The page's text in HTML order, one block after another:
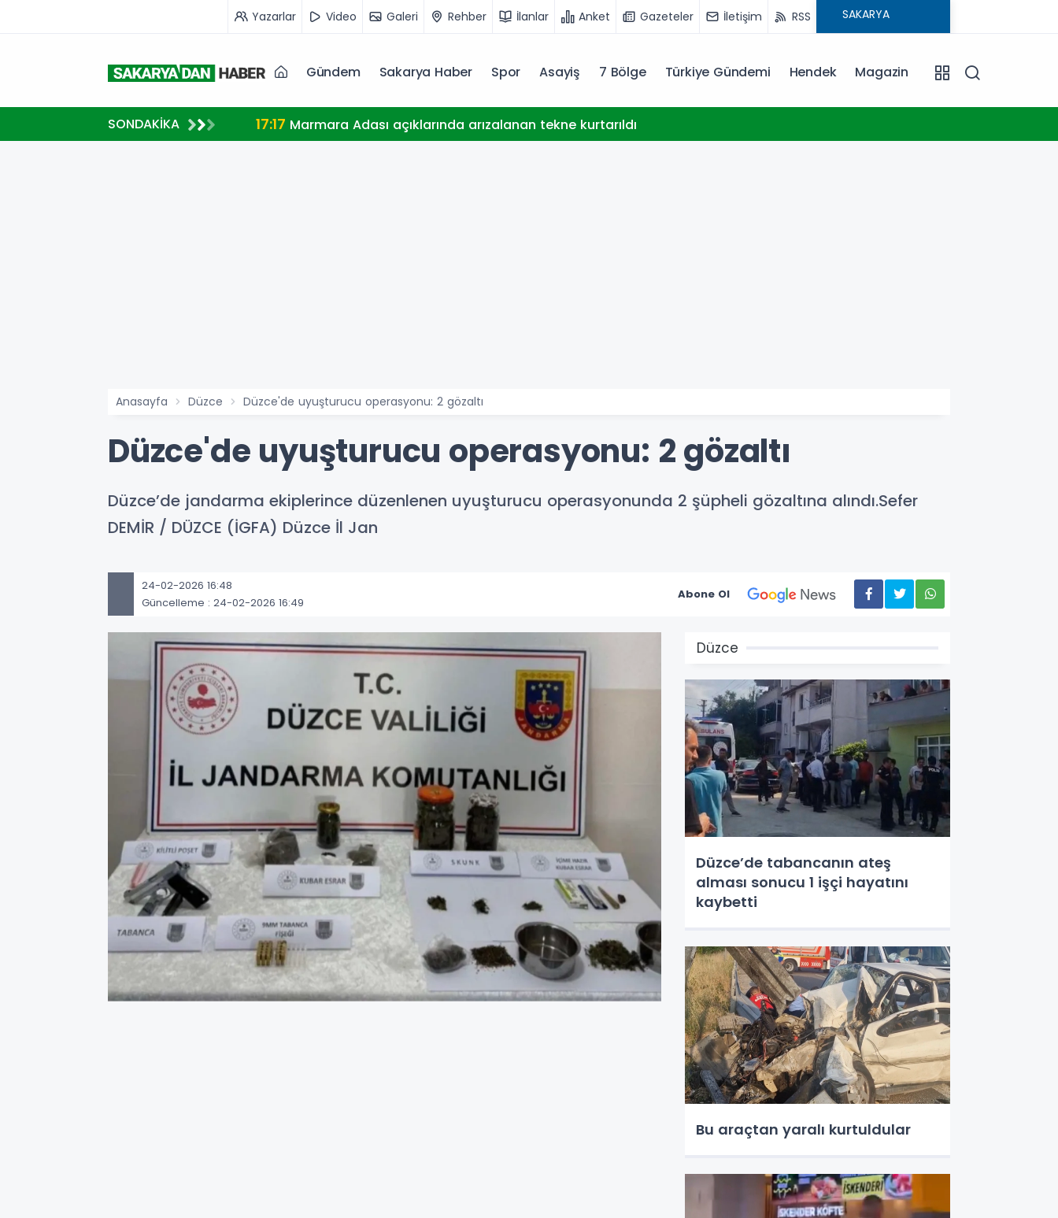
Yazarlar Video Galeri Rehber İlanlar Anket Gazeteler İletişim RSS
Gündem Sakarya Haber Spor Asayiş 7 Bölge Türkiye Gündemi Hendek Magazin
SONDAKİKA 17:17 Marmara Adası açıklarında arızalanan tekne kurtarıldı
Anasayfa Düzce Düzce'de uyuşturucu operasyonu: 2 gözaltı
Düzce'de uyuşturucu operasyonu: 2 gözaltı
Düzce’de jandarma ekiplerince düzenlenen uyuşturucu operasyonunda 2 şüpheli gözaltına alındı.Sefer
DEMİR / DÜZCE (İGFA) Düzce İl Jan
24-02-2026 16:48
Güncelleme : 24-02-2026 16:49
Abone Ol
Düzce
Düzce’de tabancanın ateş
alması sonucu 1 işçi hayatını
kaybetti
Bu araçtan yaralı kurtuldular